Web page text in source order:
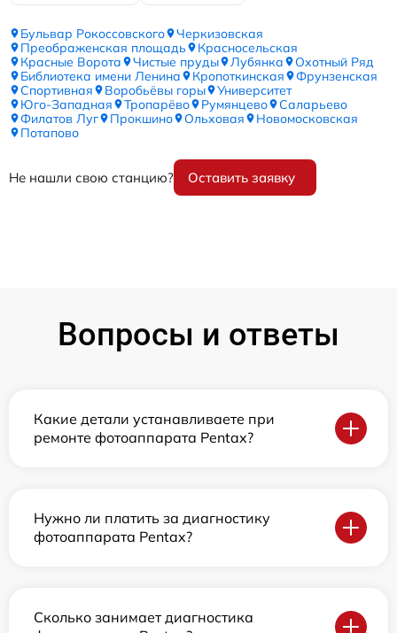
Бульвар Рокоссовского
Черкизовская
Преображенская площадь
Красносельская
Красные Ворота
Чистые пруды Лубянка
Охотный Ряд
Библиотека имени Ленина
Кропоткинская
Фрунзенская
Спортивная
Воробьёвы горы
Университет
Юго-Западная
Тропарёво Румянцево
Саларьево
Филатов Луг
Прокшино Ольховая
Новомосковская
Потапово
Не нашли свою станцию? Оставить заявку
Вопросы и ответы
Какие детали устанавливаете при
ремонте фотоаппарата Pentax?
Нужно ли платить за диагностику
фотоаппарата Pentax?
Сколько занимает диагностика